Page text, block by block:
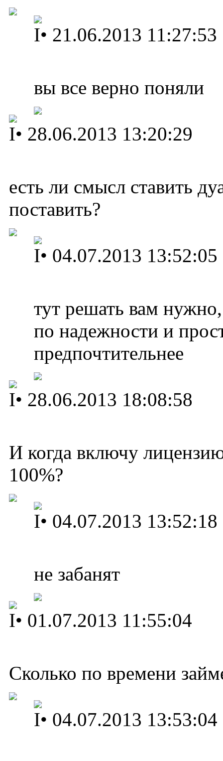
I• 21.06.2013 11:27:53
вы все верно поняли
I• 28.06.2013 13:20:29
есть ли смысл ставить
поставить?
I• 04.07.2013 13:52:05
тут решать вам
по надежности и
предпочтительнее
I• 28.06.2013 18:08:58
И когда включу
100%?
I• 04.07.2013 13:52:18
не забанят
I• 01.07.2013 11:55:04
Сколько по времени
I• 04.07.2013 13:53:04